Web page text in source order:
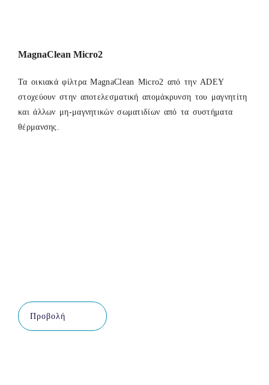
MagnaClean Micro2
Τα οικιακά φίλτρα MagnaClean Micro2 από την ADEY
στοχεύουν στην αποτελεσματική απομάκρυνση του μαγνητίτη
και άλλων μη-μαγνητικών σωματιδίων από τα συστήματα
θέρμανσης.
Προβολή